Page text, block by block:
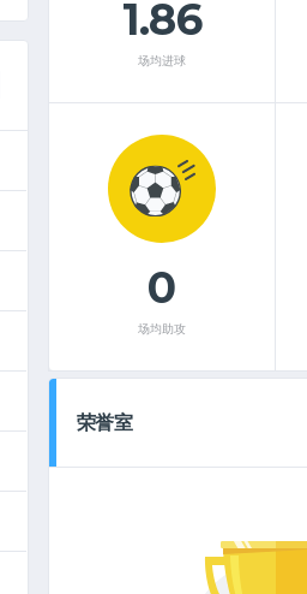
1.86
场均进球
0
场均助攻
荣誉室